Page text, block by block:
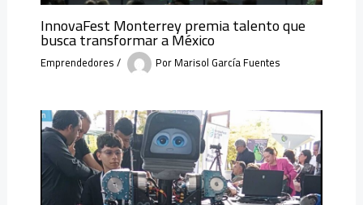
InnovaFest Monterrey premia talento que
busca transformar a México
Emprendedores/ PorMarisol García Fuentes